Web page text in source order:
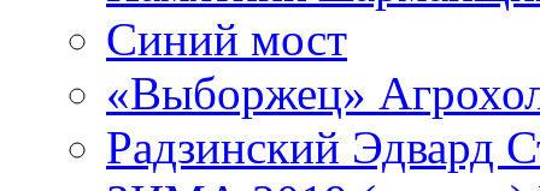
Синий мост
«Выборжец»
Радзинский Эдвард